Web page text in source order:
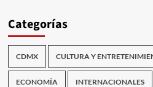
Categorías
CDMX CULTURA Y
ECONOMÍA INTERNACIONALES